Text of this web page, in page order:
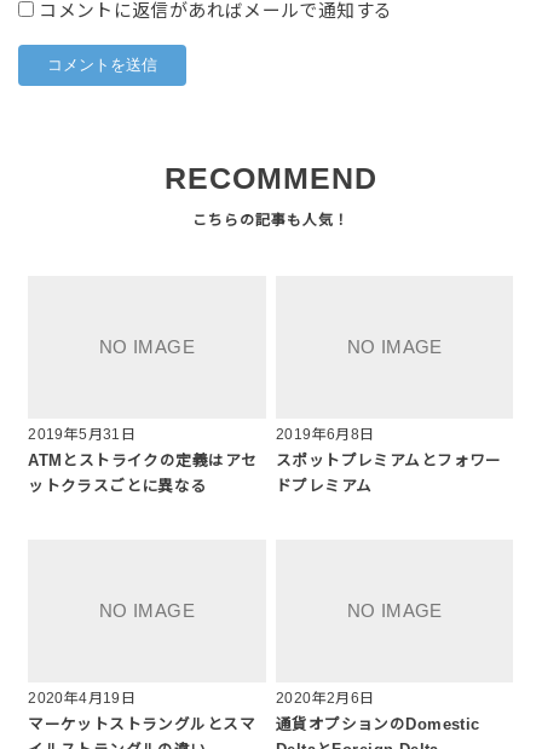
コメントに返信があればメールで通知する
RECOMMEND
2019年5月31日
ATMとストライクの定義はアセ
ットクラスごとに異なる
2019年6月8日
スポットプレミアムとフォワー
ドプレミアム
2020年4月19日
マーケットストラングルとスマ
2020年2月6日
通貨オプションのDomestic